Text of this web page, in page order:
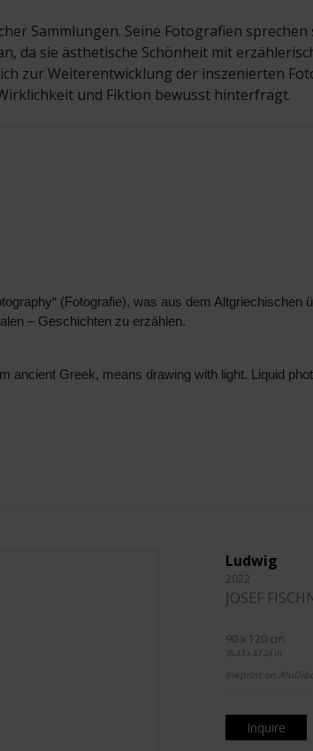
Sammlungen. Seine Fotografien sprechen
da sie ästhetische Schönheit mit
zur Weiterentwicklung der inszenierten
und Fiktion bewusst hinterfragt.
(Fotografie), was aus dem
– Geschichten zu erzählen.
ancient Greek, means drawing with light. Liquid
Ludwig
2022
JOSEF
90 x 120 cm.
35.43 x 47.24 in.
Inkprint on
Inquire